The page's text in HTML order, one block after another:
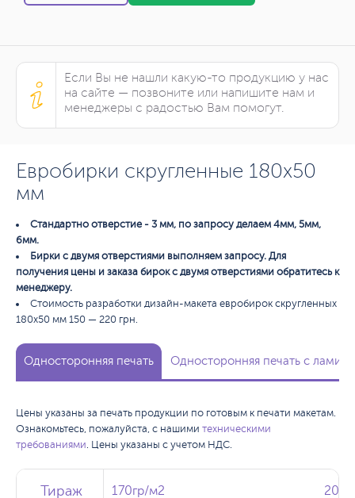
Если Вы не нашли какую-то продукцию у нас
на сайте — позвоните или напишите нам и
менеджеры с радостью Вам помогут.
Евробирки скругленные 180х50
мм
Стандартно отверстие - 3 мм, по запросу делаем 4мм, 5мм,
6мм.
Бирки с двумя отверстиями выполняем запросу. Для
получения цены и заказа бирок с двумя отверстиями обратитесь к
менеджеру.
Стоимость разработки дизайн-макета евробирок скругленных
180х50 мм 150 — 220 грн.
Односторонняя печать Односторонняя печать с
Цены указаны за печать продукции по готовым к печати макетам.
Ознакомьтесь, пожалуйста, с нашими техническими
требованиями. Цены указаны с учетом НДС.
Тираж
Тираж 170гр/м2
Тираж 170гр/м2